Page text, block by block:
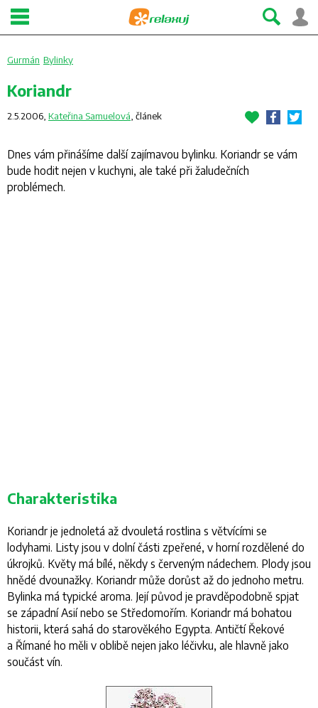
Gurmán Bylinky
Koriandr
2.5.2006, Kateřina Samuelová článek
Dnes vám přinášíme další zajímavou bylinku. Koriandr se vám
bude hodit nejen v kuchyni, ale také při žaludečních
problémech.
Charakteristika
Koriandr je jednoletá až dvouletá rostlina s větvícími se
lodyhami. Listy jsou v dolní části zpeřené, v horní rozdělené do
úkrojků. Květy má bílé, někdy s červeným nádechem. Plody jsou
hnědé dvounažky. Koriandr může dorůst až do jednoho metru.
Bylinka má typické aroma. Její původ je pravděpodobně spjat
se západní Asií nebo se Středomořím. Koriandr má bohatou
historii, která sahá do starověkého Egypta. Antičtí Řekové
a Římané ho měli v oblibě nejen jako léčivku, ale hlavně jako
součást vín.